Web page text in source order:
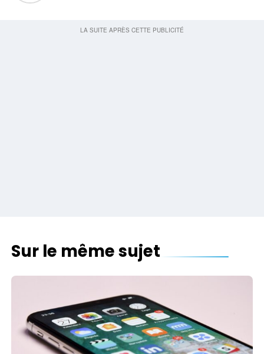
Sur le même sujet